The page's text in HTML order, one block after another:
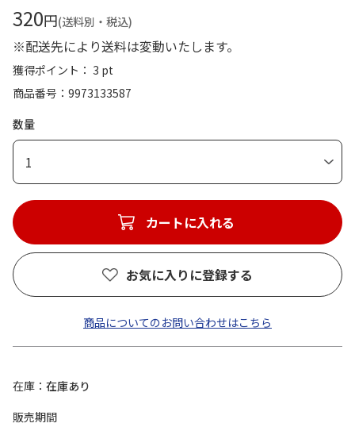
320円(送料別・税込)
※配送先により送料は変動いたします。
獲得ポイント： 3 pt
商品番号
9973133587
数量
1
カートに入れる
お気に入りに登録する
商品についてのお問い合わせはこちら
在庫
在庫あり
販売期間